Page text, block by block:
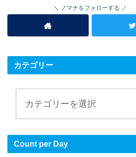
ノマチをフォローする
カテゴリー
Count per Day